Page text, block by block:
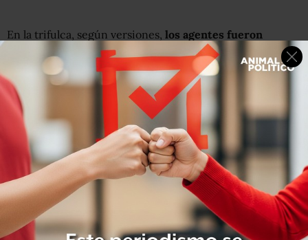
En la trifulca, según versiones, los agentes fueron
agredidos, por lo que dos de ellos presuntamente
dispararon con la intención de repeler la agresión.